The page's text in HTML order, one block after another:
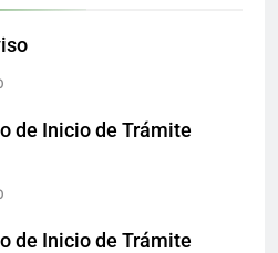
de Inicio de Trámite
de Inicio de Trámite